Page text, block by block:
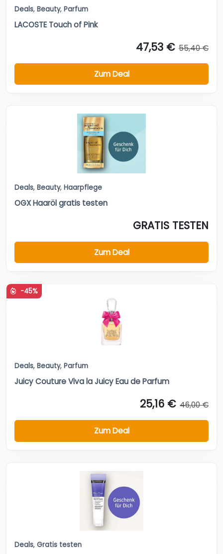
Deals, Beauty, Parfum
LACOSTE Touch of Pink
47,53 € 55,40 €
Zum Deal
Deals, Beauty, Haarpflege
OGX Haaröl gratis testen
GRATIS TESTEN
Zum Deal
-45%
Deals, Beauty, Parfum
Juicy Couture Viva la Juicy Eau de Parfum
25,16 € 46,00 €
Zum Deal
Deals, Gratis testen